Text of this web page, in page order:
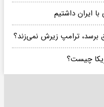
ایران داشتیم
برسد، ترامپ زیرش نمی‌زند؟
چیست؟